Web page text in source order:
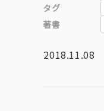
タグ
著書
2018.11.08